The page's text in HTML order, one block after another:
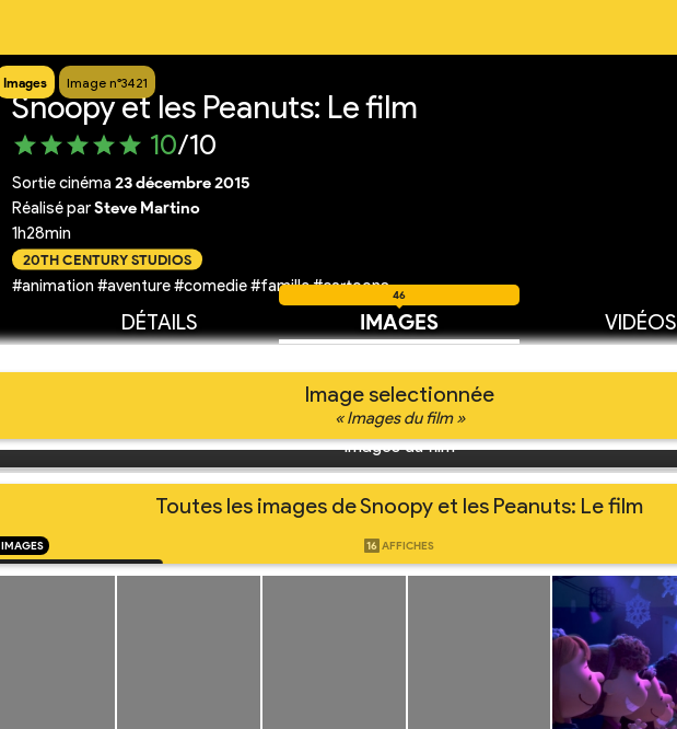
Images Image n°3421
Snoopy et les Peanuts: Le film
10/10
Sortie cinéma 23 décembre 2015
Réalisé parSteve Martino
1h28min
20TH CENTURY STUDIOS
#animation #aventure #comedie #famille #cartoons
DÉTAILS IMAGES
46
VIDÉOS
Image selectionnée
« Images du film »
Images du film
Toutes les images de Snoopy et les Peanuts: Le film
IMAGES 16 AFFICHES